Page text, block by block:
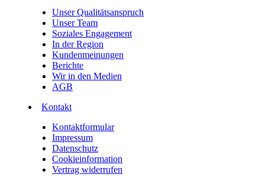
Unser Qualitätsanspruch
Unser Team
Soziales Engagement
In der Region
Kundenmeinungen
Berichte
Wir in den Medien
AGB
Kontakt
Kontaktformular
Impressum
Datenschutz
Cookieinformation
Vertrag widerrufen